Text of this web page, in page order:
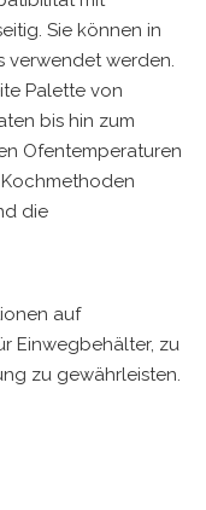
Sie können in
verwendet werden.
Palette von
bis hin zum
Ofentemperaturen
die
auf
Einwegbehälter, zu
zu gewährleisten.